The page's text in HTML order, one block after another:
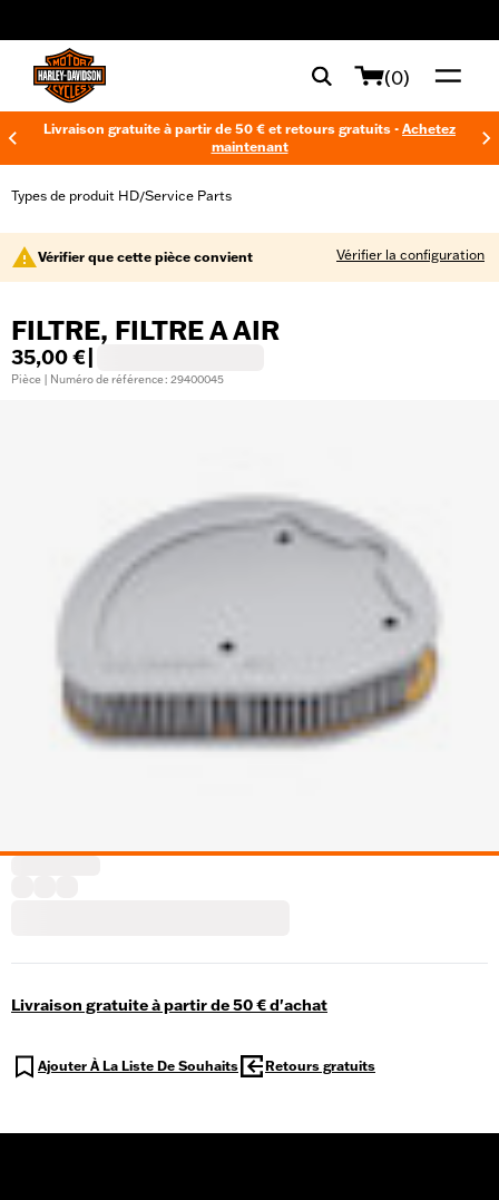
(0)
Livraison gratuite à partir de 50 € et retours gratuits - Achetez
maintenant
Types de produit HD/Service Parts
Vérifier que cette pièce convient Vérifier la configuration
FILTRE, FILTRE A AIR
35,00 €
Pièce | Numéro de référence : 29400045
Livraison gratuite à partir de 50 € d'achat
Ajouter À La Liste De Souhaits Retours gratuits